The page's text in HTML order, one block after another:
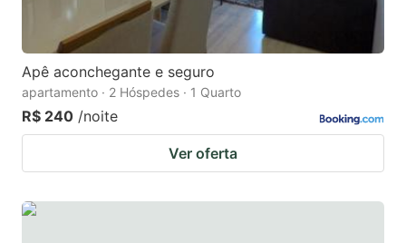
Apê aconchegante e seguro
apartamento · 2 Hóspedes · 1 Quarto
R$ 240 /noite
Ver oferta